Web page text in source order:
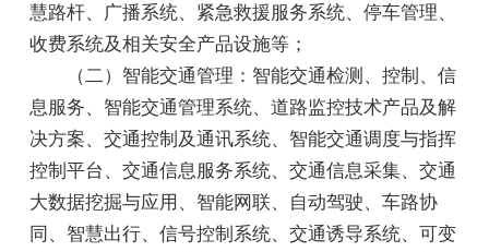
慧路杆、广播系统、紧急救援服务系统、停车管理、
收费系统及相关安全产品设施等；
（二）智能交通管理：智能交通检测、控制、信
息服务、智能交通管理系统、道路监控技术产品及解
决方案、交通控制及通讯系统、智能交通调度与指挥
控制平台、交通信息服务系统、交通信息采集、交通
大数据挖掘与应用、智能网联、自动驾驶、车路协
同、智慧出行、信号控制系统、交通诱导系统、可变